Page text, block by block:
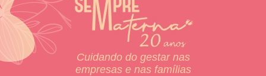
Cuidando do gestar nas
empresas e nas famílias